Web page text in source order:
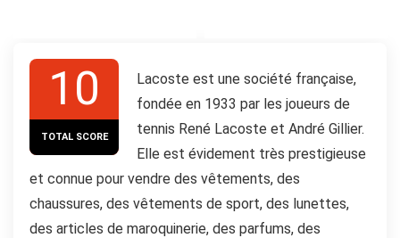
10
TOTAL SCORE
Lacoste est une société française,
fondée en 1933 par les joueurs de
tennis René Lacoste et André Gillier.
Elle est évidement très prestigieuse
et connue pour vendre des vêtements, des
chaussures, des vêtements de sport, des lunettes,
des articles de maroquinerie, des parfums, des